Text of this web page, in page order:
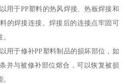
用于PP塑料的热风焊接、热板焊接和
的焊接连接。焊接后的连接点牢固可
用于修补PP塑料制品的损坏部位，如
并与被修补部位熔合，可以恢复被损